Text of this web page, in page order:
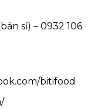
sỉ) – 0932 106
bitifood